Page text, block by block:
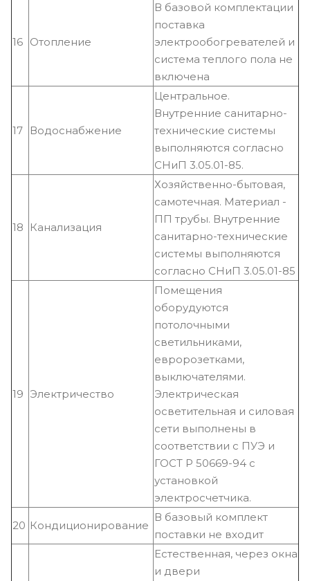
16 Отопление
В базовой комплектации
поставка
электрообогревателей и
система теплого пола не
включена
17 Водоснабжение
Центральное.
Внутренние санитарно-
технические системы
выполняются согласно
СНиП 3.05.01-85.
18 Канализация
Хозяйственно-бытовая,
самотечная. Материал -
ПП трубы. Внутренние
санитарно-технические
системы выполняются
согласно СНиП 3.05.01-85
19 Электричество
Помещения
оборудуются
потолочными
светильниками,
евророзетками,
выключателями.
Электрическая
осветительная и силовая
сети выполнены в
соответствии с ПУЭ и
ГОСТ Р 50669-94 с
установкой
электросчетчика.
20 Кондиционирование
В базовый комплект
поставки не входит
Естественная, через окна
и двери